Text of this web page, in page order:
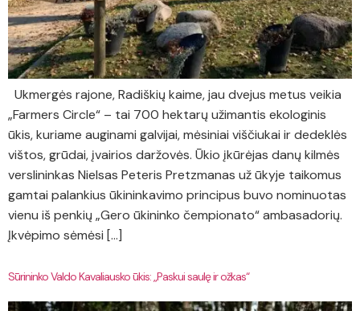
Ukmergės rajone, Radiškių kaime, jau dvejus metus veikia
„Farmers Circle“ – tai 700 hektarų užimantis ekologinis
ūkis, kuriame auginami galvijai, mėsiniai viščiukai ir dedeklės
vištos, grūdai, įvairios daržovės. Ūkio įkūrėjas danų kilmės
verslininkas Nielsas Peteris Pretzmanas už ūkyje taikomus
gamtai palankius ūkininkavimo principus buvo nominuotas
vienu iš penkių „Gero ūkininko čempionato“ ambasadorių.
Įkvėpimo sėmėsi […]
Sūrininko Valdo Kavaliausko ūkis: „Paskui saulę ir ožkas“